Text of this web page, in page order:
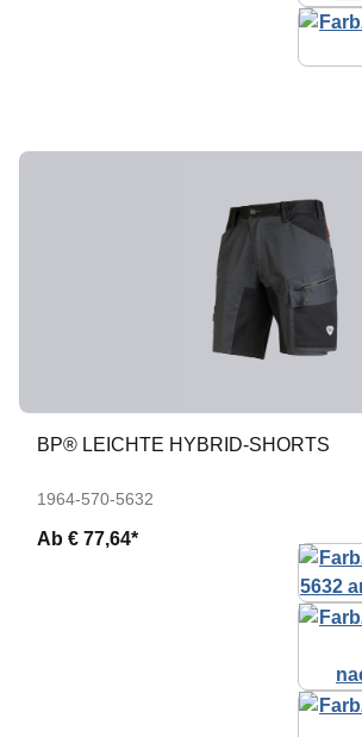
BP® LEICHTE HYBRID-SHORTS
1964-570-5632
Ab € 77,64*